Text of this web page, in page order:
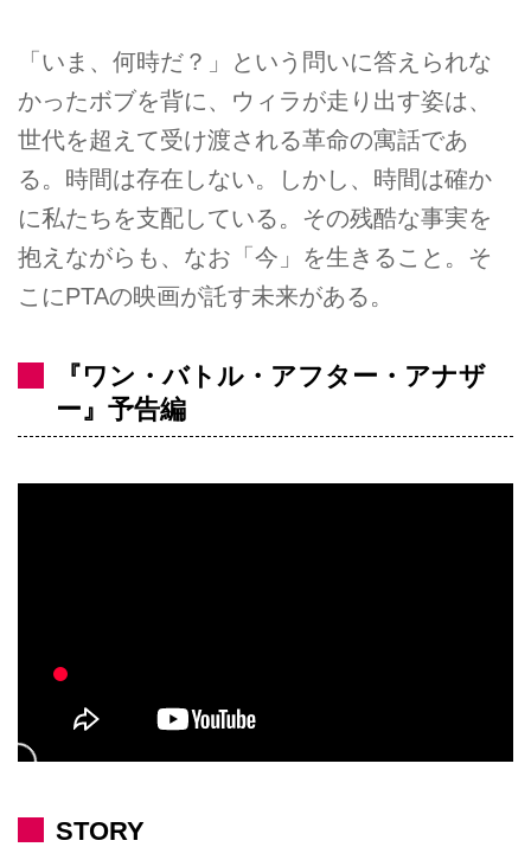
「いま、何時だ？」という問いに答えられな
かったボブを背に、ウィラが走り出す姿は、
世代を超えて受け渡される革命の寓話であ
る。時間は存在しない。しかし、時間は確か
に私たちを支配している。その残酷な事実を
抱えながらも、なお「今」を生きること。そ
こにPTAの映画が託す未来がある。
『ワン・バトル・アフター・アナザ
ー』予告編
STORY